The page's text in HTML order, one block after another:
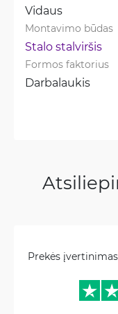
Vidaus
Montavimo būdas
Stalo stalviršis
Formos faktorius
Darbalaukis
Prekės įvertinimas